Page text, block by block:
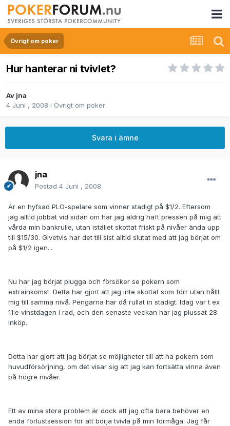
Övrigt om poker
Hur hanterar ni tvivlet?
Av jna
4 Juni , 2008 i Övrigt om poker
Svara i ämne
jna
Postad 4 Juni , 2008
Är en hyfsad PLO-spelare som vinner stadigt på $1/2. Eftersom
jag alltid jobbat vid sidan om har jag aldrig haft pressen på mig att
vårda min bankrulle, utan istället skottat friskt på nivåer ända upp
till $15/30. Givetvis har det till sist alltid slutat med att jag börjat om
på $1/2 igen...
Nu har jag börjat plugga och försöker se pokern som
extrainkomst. Detta har gjort att jag inte skottat som förr utan hållt
mig till samma nivå. Pengarna har då rullat in stadigt. Idag var t ex
11:e vinstdagen i rad, och den senaste veckan har jag plussat 28
inköp.
Detta har gjort att jag börjat se möjligheter till att ha pokern som
huvudförsörjning, om det visar sig att jag kan fortsätta vinna även
på högre nivåer.
Ett av mina stora problem är dock att jag ofta bara behöver en
enda förlustsession för att börja tvivla på min förmåga. Jag får